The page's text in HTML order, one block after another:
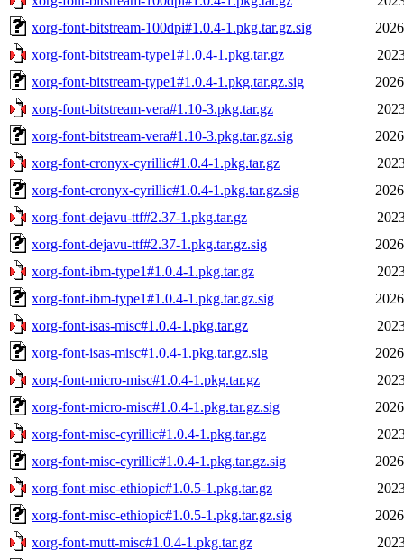
xorg-font-bitstream-100dpi#1.0.4-1.pkg.tar.gz.sig
xorg-font-bitstream-type1#1.0.4-1.pkg.tar.gz
xorg-font-bitstream-type1#1.0.4-1.pkg.tar.gz.sig
xorg-font-bitstream-vera#1.10-3.pkg.tar.gz
xorg-font-bitstream-vera#1.10-3.pkg.tar.gz.sig
xorg-font-cronyx-cyrillic#1.0.4-1.pkg.tar.gz
xorg-font-cronyx-cyrillic#1.0.4-1.pkg.tar.gz.sig
xorg-font-dejavu-ttf#2.37-1.pkg.tar.gz
xorg-font-dejavu-ttf#2.37-1.pkg.tar.gz.sig
xorg-font-ibm-type1#1.0.4-1.pkg.tar.gz
xorg-font-ibm-type1#1.0.4-1.pkg.tar.gz.sig
xorg-font-isas-misc#1.0.4-1.pkg.tar.gz
xorg-font-isas-misc#1.0.4-1.pkg.tar.gz.sig
xorg-font-micro-misc#1.0.4-1.pkg.tar.gz
xorg-font-micro-misc#1.0.4-1.pkg.tar.gz.sig
xorg-font-misc-cyrillic#1.0.4-1.pkg.tar.gz
xorg-font-misc-cyrillic#1.0.4-1.pkg.tar.gz.sig
xorg-font-misc-ethiopic#1.0.5-1.pkg.tar.gz
xorg-font-misc-ethiopic#1.0.5-1.pkg.tar.gz.sig
xorg-font-mutt-misc#1.0.4-1.pkg.tar.gz